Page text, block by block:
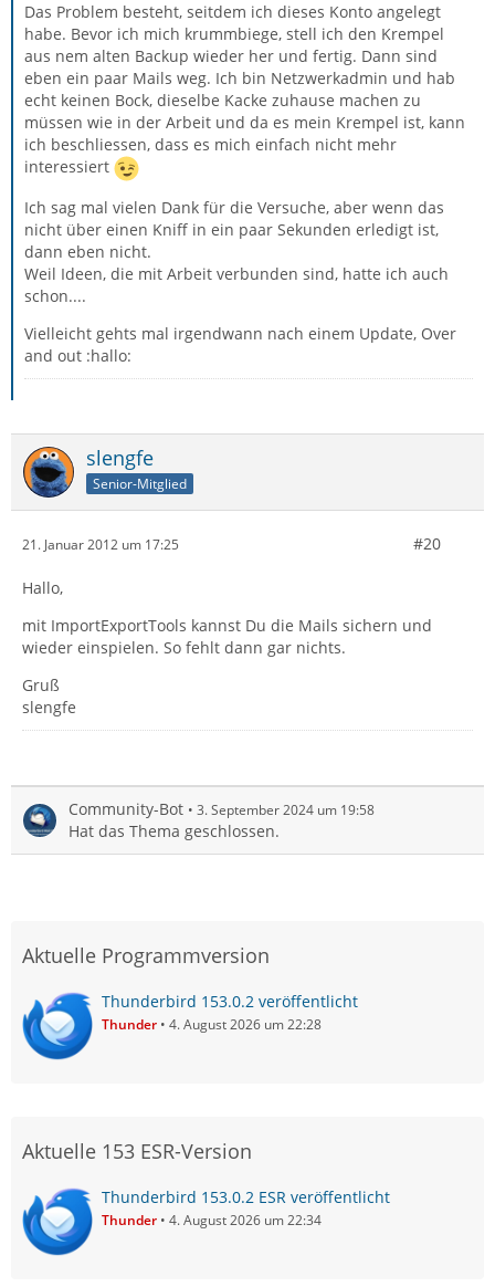
Das Problem besteht, seitdem ich dieses Konto angelegt
habe. Bevor ich mich krummbiege, stell ich den Krempel
aus nem alten Backup wieder her und fertig. Dann sind
eben ein paar Mails weg. Ich bin Netzwerkadmin und hab
echt keinen Bock, dieselbe Kacke zuhause machen zu
müssen wie in der Arbeit und da es mein Krempel ist, kann
ich beschliessen, dass es mich einfach nicht mehr
interessiert
Ich sag mal vielen Dank für die Versuche, aber wenn das
nicht über einen Kniff in ein paar Sekunden erledigt ist,
dann eben nicht.
Weil Ideen, die mit Arbeit verbunden sind, hatte ich auch
schon....
Vielleicht gehts mal irgendwann nach einem Update, Over
and out :hallo:
slengfe
Senior-Mitglied
21. Januar 2012 um 17:25 #20
Hallo,
mit ImportExportTools kannst Du die Mails sichern und
wieder einspielen. So fehlt dann gar nichts.
Gruß
slengfe
Community-Bot 3. September 2024 um 19:58
Hat das Thema geschlossen.
Aktuelle Programmversion
Thunderbird 153.0.2 veröffentlicht
Thunder 4. August 2026 um 22:28
Aktuelle 153 ESR-Version
Thunderbird 153.0.2 ESR veröffentlicht
Thunder 4. August 2026 um 22:34